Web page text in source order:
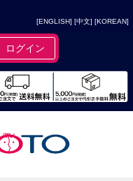
[ENGLISH] [中文] [KOREAN]
ログイン